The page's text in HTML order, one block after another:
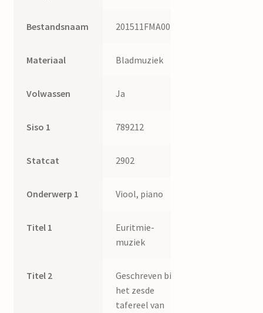
Bestandsnaam 201511FMA001
Materiaal Bladmuziek
Volwassen Ja
Siso 1 789212
Statcat 2902
Onderwerp 1 Viool, piano
Titel 1
Euritmie-
muziek
Titel 2
Geschreven bij
het zesde
tafereel van